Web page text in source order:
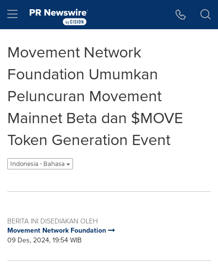
Hamburger menu
Movement Network
Foundation Umumkan
Peluncuran Movement
Mainnet Beta dan $MOVE
Token Generation Event
Indonesia - Bahasa
BERITA INI DISEDIAKAN OLEH
Movement Network Foundation
09 Des, 2024, 19:54 WIB